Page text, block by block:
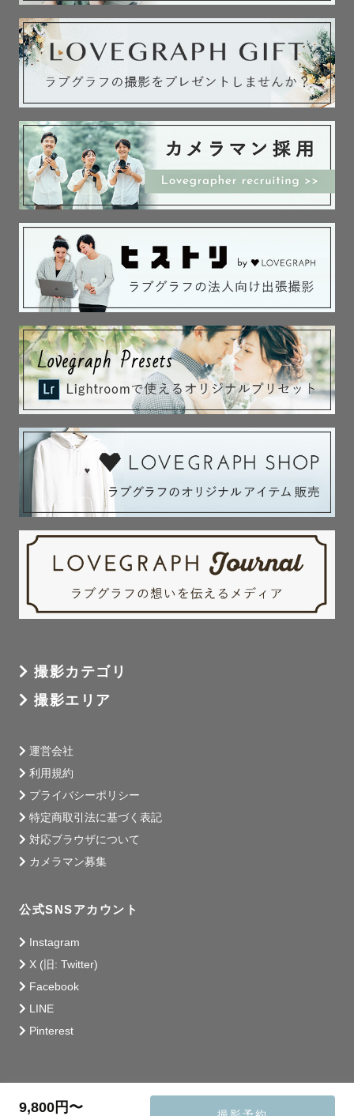
9,800円〜
撮影カテゴリ
撮影エリア
運営会社
利用規約
プライバシーポリシー
特定商取引法に基づく表記
対応ブラウザについて
カメラマン募集
公式SNSアカウント
Instagram
X (旧: Twitter)
Facebook
LINE
Pinterest